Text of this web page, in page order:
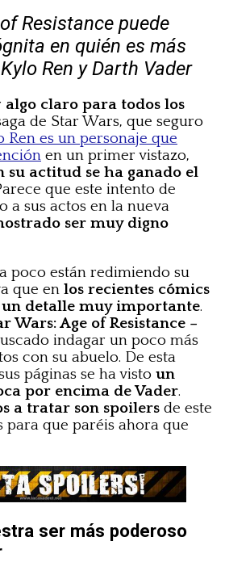
Resistance puede
en quién es más
Ren y Darth Vader
algo claro para todos los
de Star Wars, que seguro
Ren es un personaje que
en un primer vistazo,
su actitud se ha ganado el
que este intento de
a sus actos en la nueva
ser muy digno
poco están redimiendo su
que en los recientes cómics
detalle muy importante.
Wars: Age of Resistance –
indagar un poco más
con su abuelo. De esta
páginas se ha visto un
por encima de Vader.
a tratar son spoilers de este
para que paréis ahora que
ser más poderoso